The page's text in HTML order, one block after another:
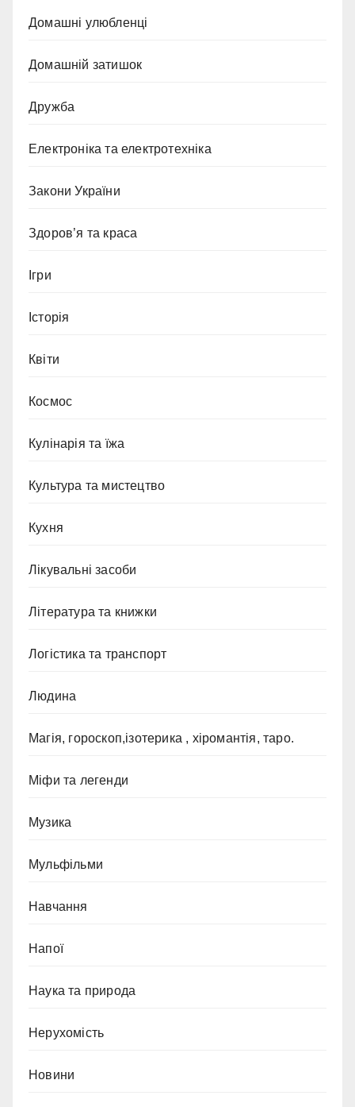
Домашні улюбленці
Домашній затишок
Дружба
Електроніка та електротехніка
Закони України
Здоров’я та краса
Ігри
Історія
Квіти
Космос
Кулінарія та їжа
Культура та мистецтво
Кухня
Лікувальні засоби
Література та книжки
Логістика та транспорт
Людина
Магія, гороскоп,ізотерика , хіромантія, таро.
Міфи та легенди
Музика
Мульфільми
Навчання
Напої
Наука та природа
Нерухомість
Новини